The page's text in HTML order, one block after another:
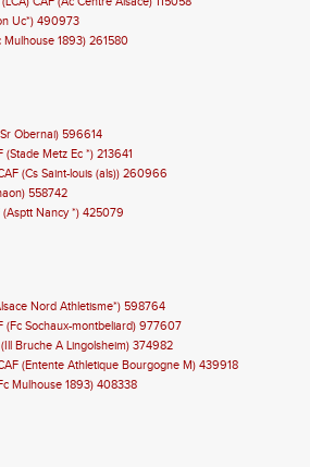
Uc*) 490973
Mulhouse 1893) 261580
Obernai) 596614
Metz Ec *) 213641
(Cs Saint-louis (als)) 260966
558742
(Asptt Nancy *) 425079
Nord Athletisme*) 598764
(Fc Sochaux-montbeliard) 977607
Bruche A Lingolsheim) 374982
(Entente Athletique Bourgogne M) 439918
Mulhouse 1893) 408338